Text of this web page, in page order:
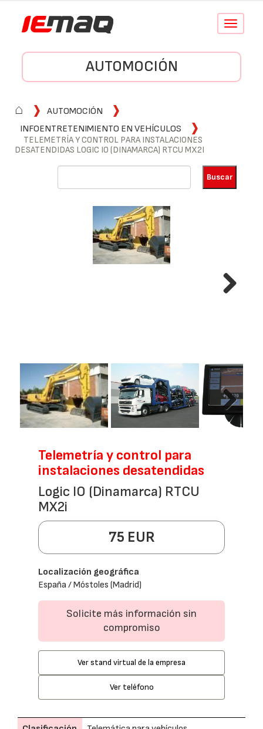
Conmutar
AUTOMOCIÓN
⌂
AUTOMOCIÓN
INFOENTRETENIMIENTO EN VEHÍCULOS
TELEMETRÍA Y CONTROL PARA INSTALACIONES
DESATENDIDAS LOGIC IO (DINAMARCA) RTCU MX2I
Next
Telemetría y control para
instalaciones desatendidas
Logic IO (Dinamarca) RTCU
MX2i
75 EUR
Localización geográfica
España / Móstoles (Madrid)
Solicite más información sin
compromiso
Ver stand virtual de la empresa
Ver teléfono